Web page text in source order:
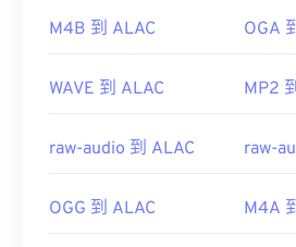
首次發布：1988
https://en.wikipedia.org/wiki/
M4B 到 ALAC OGA
WAVE 到 ALAC MP2
raw-audio 到 ALAC raw-
OGG 到 ALAC M4A